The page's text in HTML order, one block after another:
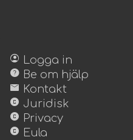
account_circle Logga in
help Be om hjälp
mail Kontakt
copyright Juridisk
copyright Privacy
copyright Eula